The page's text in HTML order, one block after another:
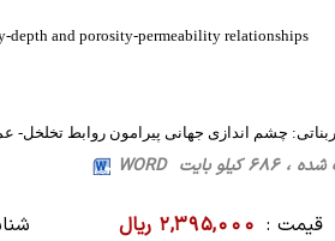
depth and porosity-permeability relationships
چشم اندازی جهانی پیرامون روابط تخلخل-
قیمت : 2,395,000 ریال